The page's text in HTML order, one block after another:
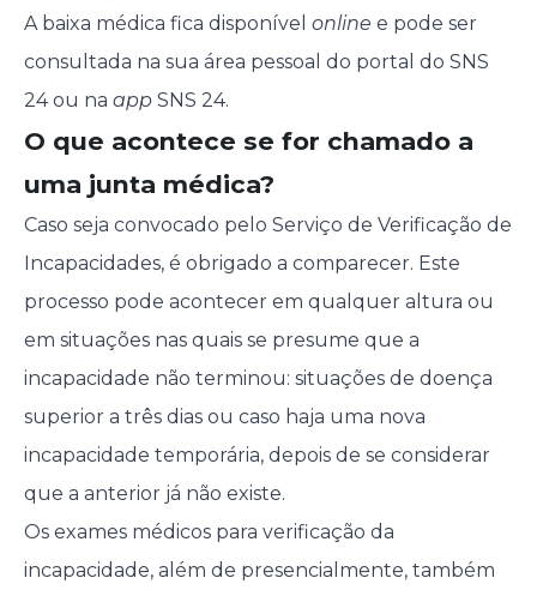
A baixa médica fica disponível online e pode ser
consultada na sua área pessoal do portal do SNS
24 ou na appSNS 24.
O que acontece se for chamado a
uma junta médica?
Caso seja convocado pelo Serviço de Verificação de
Incapacidades, é obrigado a comparecer. Este
processo pode acontecer em qualquer altura ou
em situações nas quais se presume que a
incapacidade não terminou: situações de doença
superior a três dias ou caso haja uma nova
incapacidade temporária, depois de se considerar
que a anterior já não existe.
Os exames médicos para verificação da
incapacidade, além de presencialmente, também